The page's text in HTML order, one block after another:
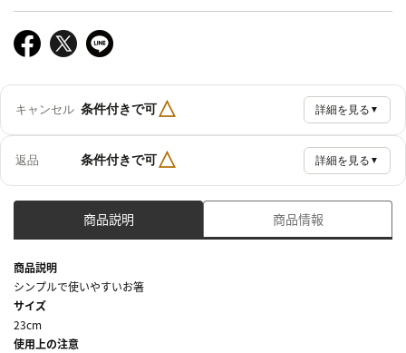
キャンセル 条件付きで可△ 詳細を見る ▼
返品 条件付きで可△ 詳細を見る ▼
商品説明 商品情報
商品説明
シンプルで使いやすいお箸
サイズ
23cm
使用上の注意